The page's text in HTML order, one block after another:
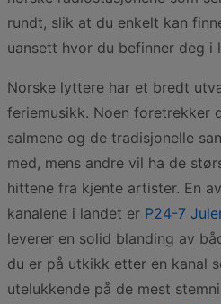
rundt, slik at du enkelt kan
uansett hvor du befinner deg i
Norske lyttere har et bredt
feriemusikk. Noen foretrekker
salmene og de tradisjonelle
med, mens andre vil ha de
hittene fra kjente artister. En
kanalene i landet er P24-7
leverer en solid blanding av
du er på utkikk etter en kanal
utelukkende på de mest